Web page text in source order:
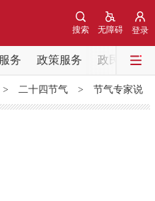
登录
无障碍
搜索
务 政策服务 政民互动
信息 中央部委动态
息
二十四节气> 节气专家说